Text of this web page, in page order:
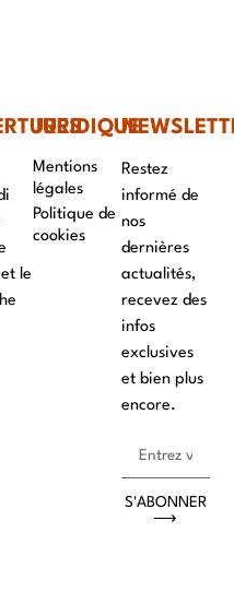
le
JURIDIQUE
Mentions
légales
Politique de
cookies
Restez
informé de
nos
dernières
actualités,
recevez des
infos
exclusives
et bien plus
encore.
S'ABONNER
⟶